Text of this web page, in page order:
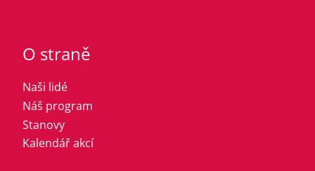
O straně
Naši lidé
Náš program
Stanovy
Kalendář akcí